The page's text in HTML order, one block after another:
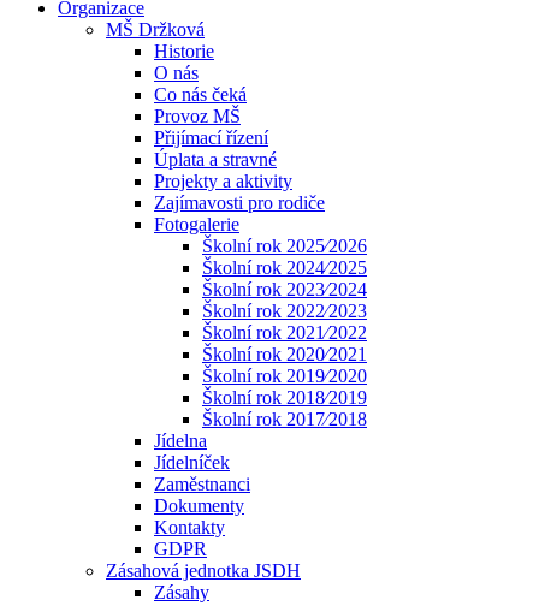
Organizace
MŠ Držková
Historie
O nás
Co nás čeká
Provoz MŠ
Přijímací řízení
Úplata a stravné
Projekty a aktivity
Zajímavosti pro rodiče
Fotogalerie
Školní rok 2025⁄2026
Školní rok 2024⁄2025
Školní rok 2023⁄2024
Školní rok 2022⁄2023
Školní rok 2021⁄2022
Školní rok 2020⁄2021
Školní rok 2019⁄2020
Školní rok 2018⁄2019
Školní rok 2017⁄2018
Jídelna
Jídelníček
Zaměstnanci
Dokumenty
Kontakty
GDPR
Zásahová jednotka JSDH
Zásahy